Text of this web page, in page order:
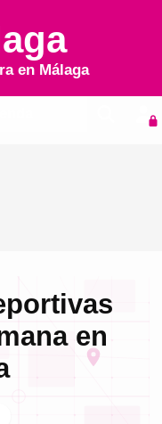
en Málaga
en